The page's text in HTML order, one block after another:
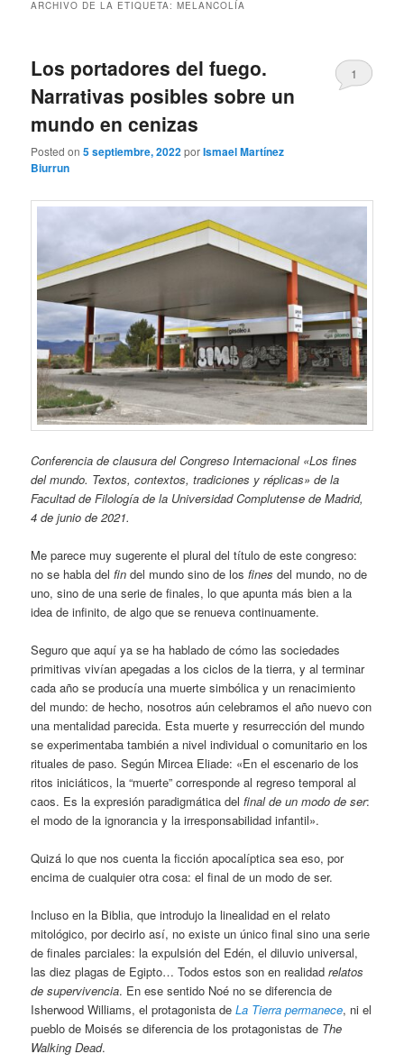
ARCHIVO DE LA ETIQUETA:MELANCOLÍA
Los portadores del fuego.
Narrativas posibles sobre un
mundo en cenizas
Posted on5 septiembre, 2022porIsmael Martínez
Biurrun
1
Conferencia de clausura del Congreso Internacional «Los fines
del mundo. Textos, contextos, tradiciones y réplicas» de la
Facultad de Filología de la Universidad Complutense de Madrid,
4 de junio de 2021.
Me parece muy sugerente el plural del título de este congreso:
no se habla delfin del mundo sino de losfines del mundo, no de
uno, sino de una serie de finales, lo que apunta más bien a la
idea de infinito, de algo que se renueva continuamente.
Seguro que aquí ya se ha hablado de cómo las sociedades
primitivas vivían apegadas a los ciclos de la tierra, y al terminar
cada año se producía una muerte simbólica y un renacimiento
del mundo: de hecho, nosotros aún celebramos el año nuevo con
una mentalidad parecida. Esta muerte y resurrección del mundo
se experimentaba también a nivel individual o comunitario en los
rituales de paso. Según Mircea Eliade: «En el escenario de los
ritos iniciáticos, la “muerte” corresponde al regreso temporal al
caos. Es la expresión paradigmática delfinal de un modo de ser:
el modo de la ignorancia y la irresponsabilidad infantil».
Quizá lo que nos cuenta la ficción apocalíptica sea eso, por
encima de cualquier otra cosa: el final de un modo de ser.
Incluso en la Biblia, que introdujo la linealidad en el relato
mitológico, por decirlo así, no existe un único final sino una serie
de finales parciales: la expulsión del Edén, el diluvio universal,
las diez plagas de Egipto… Todos estos son en realidadrelatos
de supervivencia. En ese sentido Noé no se diferencia de
Isherwood Williams, el protagonista deLa Tierra permanece, ni el
pueblo de Moisés se diferencia de los protagonistas de The
Walking Dead.